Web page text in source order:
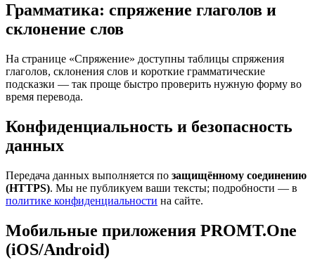
Грамматика: спряжение глаголов и
склонение слов
На странице «Спряжение» доступны таблицы спряжения
глаголов, склонения слов и короткие грамматические
подсказки — так проще быстро проверить нужную форму во
время перевода.
Конфиденциальность и безопасность
данных
Передача данных выполняется по защищённому соединению
(HTTPS). Мы не публикуем ваши тексты; подробности — в
политике конфиденциальности на сайте.
Мобильные приложения PROMT.One
(iOS/Android)